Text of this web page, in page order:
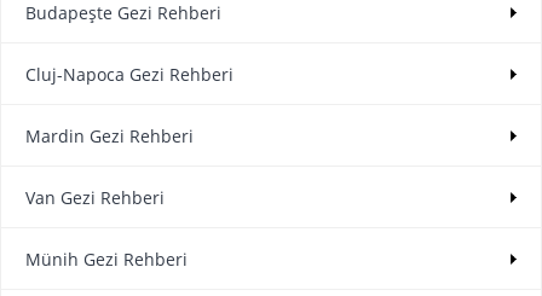
Budapeşte Gezi Rehberi
Cluj-Napoca Gezi Rehberi
Mardin Gezi Rehberi
Van Gezi Rehberi
Münih Gezi Rehberi